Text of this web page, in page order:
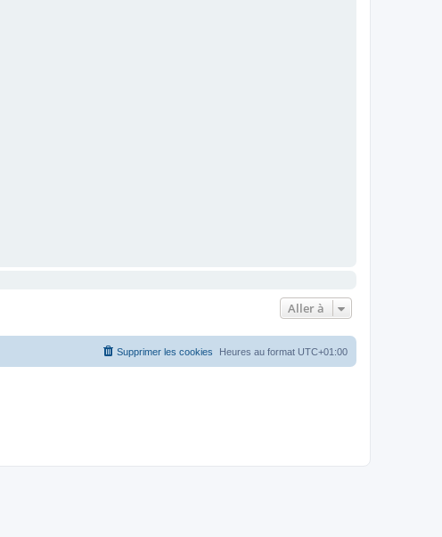
Aller à
Heures au format UTC+01:00
Supprimer les cookies